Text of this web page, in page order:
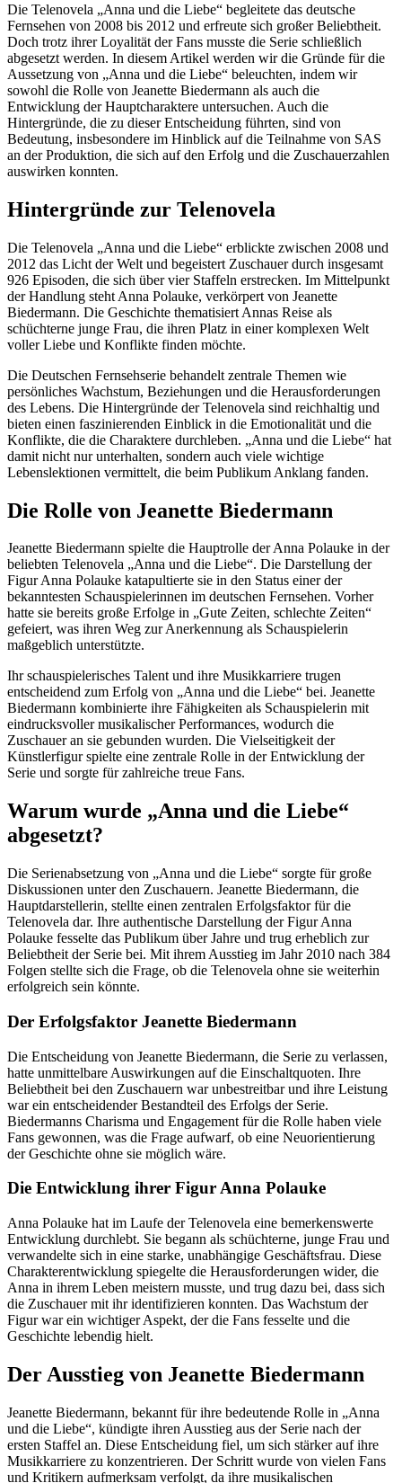
Die Telenovela „Anna und die Liebe“ begleitete das deutsche
Fernsehen von 2008 bis 2012 und erfreute sich großer Beliebtheit.
Doch trotz ihrer Loyalität der Fans musste die Serie schließlich
abgesetzt werden. In diesem Artikel werden wir die Gründe für die
Aussetzung von „Anna und die Liebe“ beleuchten, indem wir
sowohl die Rolle von Jeanette Biedermann als auch die
Entwicklung der Hauptcharaktere untersuchen. Auch die
Hintergründe, die zu dieser Entscheidung führten, sind von
Bedeutung, insbesondere im Hinblick auf die Teilnahme von SAS
an der Produktion, die sich auf den Erfolg und die Zuschauerzahlen
auswirken konnten.
Hintergründe zur Telenovela
Die Telenovela „Anna und die Liebe“ erblickte zwischen 2008 und
2012 das Licht der Welt und begeistert Zuschauer durch insgesamt
926 Episoden, die sich über vier Staffeln erstrecken. Im Mittelpunkt
der Handlung steht Anna Polauke, verkörpert von Jeanette
Biedermann. Die Geschichte thematisiert Annas Reise als
schüchterne junge Frau, die ihren Platz in einer komplexen Welt
voller Liebe und Konflikte finden möchte.
Die Deutschen Fernsehserie behandelt zentrale Themen wie
persönliches Wachstum, Beziehungen und die Herausforderungen
des Lebens. Die Hintergründe der Telenovela sind reichhaltig und
bieten einen faszinierenden Einblick in die Emotionalität und die
Konflikte, die die Charaktere durchleben. „Anna und die Liebe“ hat
damit nicht nur unterhalten, sondern auch viele wichtige
Lebenslektionen vermittelt, die beim Publikum Anklang fanden.
Die Rolle von Jeanette Biedermann
Jeanette Biedermann spielte die Hauptrolle der Anna Polauke in der
beliebten Telenovela „Anna und die Liebe“. Die Darstellung der
Figur Anna Polauke katapultierte sie in den Status einer der
bekanntesten Schauspielerinnen im deutschen Fernsehen. Vorher
hatte sie bereits große Erfolge in „Gute Zeiten, schlechte Zeiten“
gefeiert, was ihren Weg zur Anerkennung als Schauspielerin
maßgeblich unterstützte.
Ihr schauspielerisches Talent und ihre Musikkarriere trugen
entscheidend zum Erfolg von „Anna und die Liebe“ bei. Jeanette
Biedermann kombinierte ihre Fähigkeiten als Schauspielerin mit
eindrucksvoller musikalischer Performances, wodurch die
Zuschauer an sie gebunden wurden. Die Vielseitigkeit der
Künstlerfigur spielte eine zentrale Rolle in der Entwicklung der
Serie und sorgte für zahlreiche treue Fans.
Warum wurde „Anna und die Liebe“
abgesetzt?
Die Serienabsetzung von „Anna und die Liebe“ sorgte für große
Diskussionen unter den Zuschauern. Jeanette Biedermann, die
Hauptdarstellerin, stellte einen zentralen Erfolgsfaktor für die
Telenovela dar. Ihre authentische Darstellung der Figur Anna
Polauke fesselte das Publikum über Jahre und trug erheblich zur
Beliebtheit der Serie bei. Mit ihrem Ausstieg im Jahr 2010 nach 384
Folgen stellte sich die Frage, ob die Telenovela ohne sie weiterhin
erfolgreich sein könnte.
Der Erfolgsfaktor Jeanette Biedermann
Die Entscheidung von Jeanette Biedermann, die Serie zu verlassen,
hatte unmittelbare Auswirkungen auf die Einschaltquoten. Ihre
Beliebtheit bei den Zuschauern war unbestreitbar und ihre Leistung
war ein entscheidender Bestandteil des Erfolgs der Serie.
Biedermanns Charisma und Engagement für die Rolle haben viele
Fans gewonnen, was die Frage aufwarf, ob eine Neuorientierung
der Geschichte ohne sie möglich wäre.
Die Entwicklung ihrer Figur Anna Polauke
Anna Polauke hat im Laufe der Telenovela eine bemerkenswerte
Entwicklung durchlebt. Sie begann als schüchterne, junge Frau und
verwandelte sich in eine starke, unabhängige Geschäftsfrau. Diese
Charakterentwicklung spiegelte die Herausforderungen wider, die
Anna in ihrem Leben meistern musste, und trug dazu bei, dass sich
die Zuschauer mit ihr identifizieren konnten. Das Wachstum der
Figur war ein wichtiger Aspekt, der die Fans fesselte und die
Geschichte lebendig hielt.
Der Ausstieg von Jeanette Biedermann
Jeanette Biedermann, bekannt für ihre bedeutende Rolle in „Anna
und die Liebe“, kündigte ihren Ausstieg aus der Serie nach der
ersten Staffel an. Diese Entscheidung fiel, um sich stärker auf ihre
Musikkarriere zu konzentrieren. Der Schritt wurde von vielen Fans
und Kritikern aufmerksam verfolgt, da ihre musikalischen